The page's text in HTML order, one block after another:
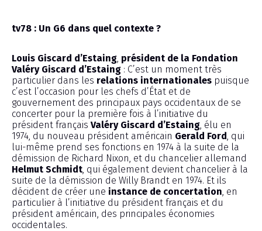
tv78 : Un G6 dans quel contexte ?
Louis Giscard d’Estaing président de la Fondation
Valéry Giscard d’Estaing : C’est un moment très
particulier dans les relations internationales puisque
c’est l’occasion pour les chefs d’État et de
gouvernement des principaux pays occidentaux de se
concerter pour la première fois à l’initiative du
président français Valéry Giscard d’Estaing , élu en
1974, du nouveau président américain Gerald Ford , qui
lui-même prend ses fonctions en 1974 à la suite de la
démission de Richard Nixon, et du chancelier allemand
Helmut Schmidt , qui également devient chancelier à la
suite de la démission de Willy Brandt en 1974. Et ils
décident de créer une instance de concertation , en
particulier à l’initiative du président français et du
président américain, des principales économies
occidentales.